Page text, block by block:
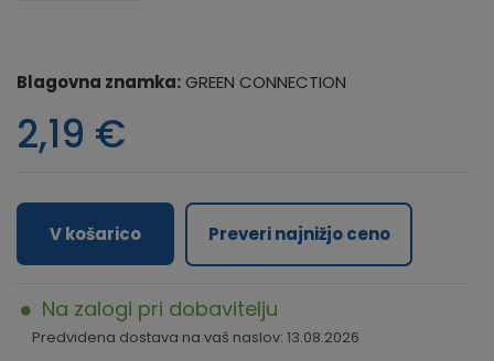
Blagovna znamka: GREEN CONNECTION
2,19 €
V košarico Preveri najnižjo ceno
Na zalogi pri dobavitelju
Predvidena dostava na vaš naslov: 13.08.2026